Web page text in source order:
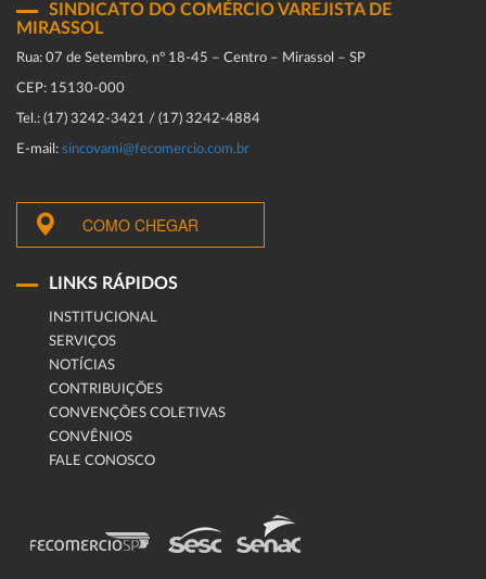
SINDICATO DO COMÉRCIO VAREJISTA DE
MIRASSOL
Rua: 07 de Setembro, n° 18-45 – Centro – Mirassol – SP
CEP: 15130-000
Tel.: (17) 3242-3421 / (17) 3242-4884
E-mail: sincovami@fecomercio.com.br
COMO CHEGAR
LINKS RÁPIDOS
INSTITUCIONAL
SERVIÇOS
NOTÍCIAS
CONTRIBUIÇÕES
CONVENÇÕES COLETIVAS
CONVÊNIOS
FALE CONOSCO